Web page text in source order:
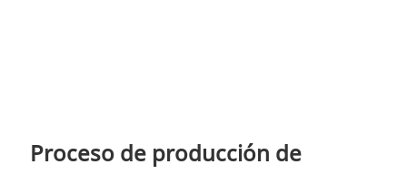
Proceso de producción de